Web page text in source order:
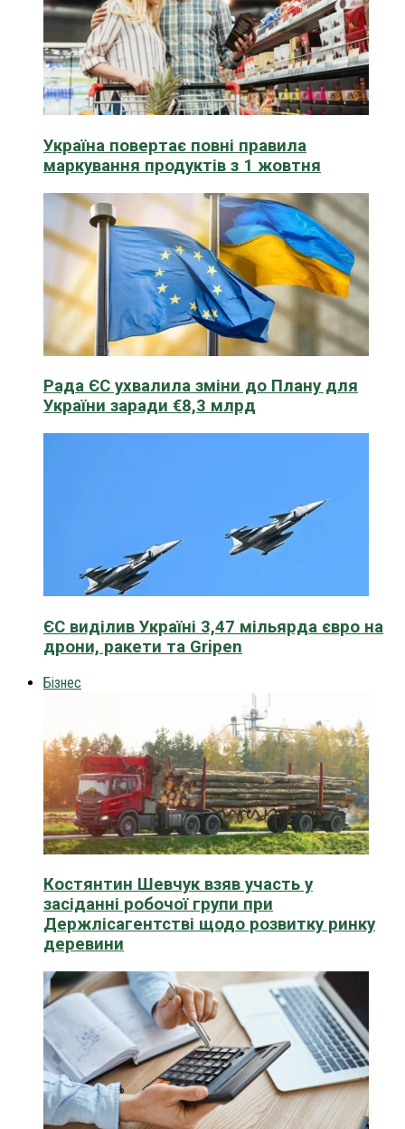
Україна повертає повні правила
маркування продуктів з 1 жовтня
Рада ЄС ухвалила зміни до Плану для
України заради €8,3 млрд
ЄС виділив Україні 3,47 мільярда євро на
дрони, ракети та Gripen
Бізнес
Костянтин Шевчук взяв участь у
засіданні робочої групи при
Держлісагентстві щодо розвитку ринку
деревини